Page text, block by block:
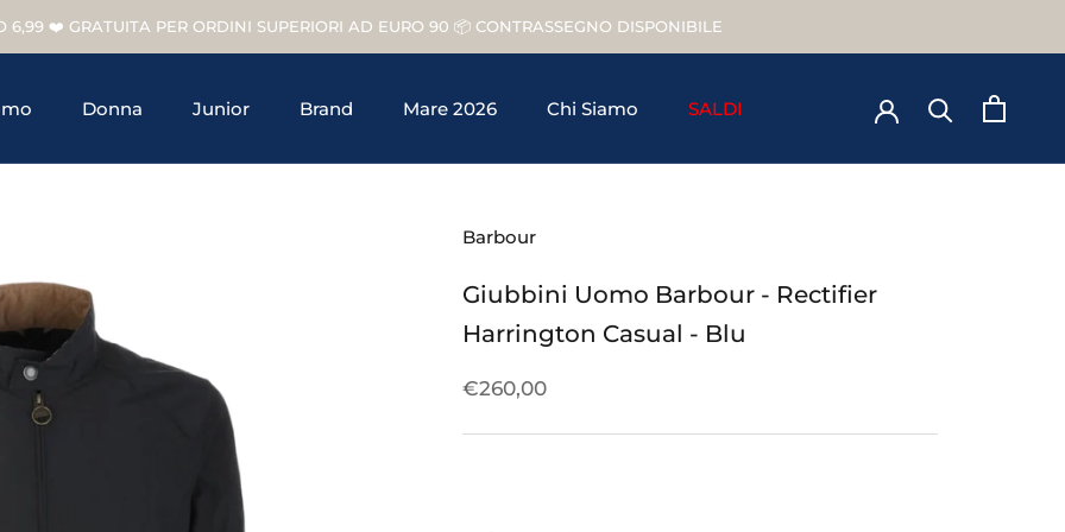
6,99 ❤️ GRATUITA PER ORDINI SUPERIORI AD EURO 90 📦 CONTRASSEGNO DISPONIBILE
Donna
Junior
Brand
Mare 2026
Chi Siamo
SALDI
Barbour
Giubbini Uomo Barbour - Rectifier
Harrington Casual - Blu
€260,00